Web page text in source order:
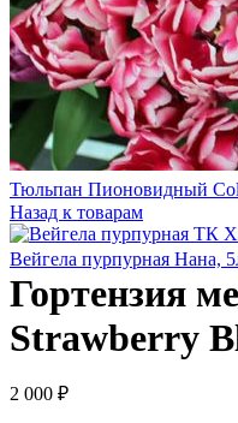
Тюльпан Пионовидный
Назад к товарам
Вейгела пурпурная Нана,
Гортензия
Strawberry
2 000 ₽